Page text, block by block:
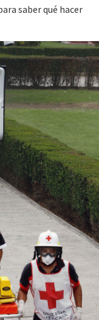
saber qué hacer